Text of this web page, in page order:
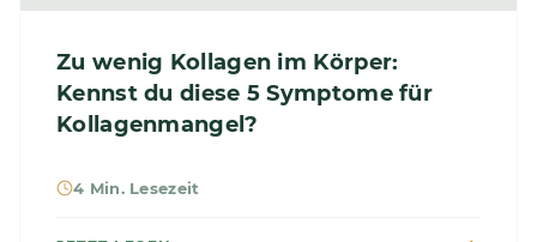
Zu wenig Kollagen im Körper:
Kennst du diese 5 Symptome für
Kollagenmangel?
4 Min. Lesezeit